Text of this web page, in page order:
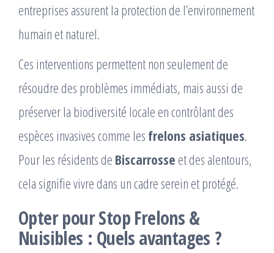
entreprises assurent la protection de l’environnement
humain et naturel.
Ces interventions permettent non seulement de
résoudre des problèmes immédiats, mais aussi de
préserver la biodiversité locale en contrôlant des
espèces invasives comme les frelons asiatiques.
Pour les résidents de Biscarrosse et des alentours,
cela signifie vivre dans un cadre serein et protégé.
Opter pour Stop Frelons &
Nuisibles : Quels avantages ?